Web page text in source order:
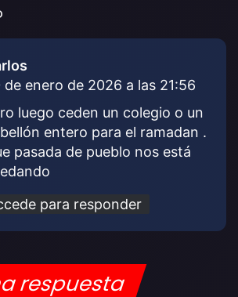
i
e
de enero de 2026 a las 21:56
luego ceden un colegio o un
entero para el ramadan .
pasada de pueblo nos está
para responder
respuesta